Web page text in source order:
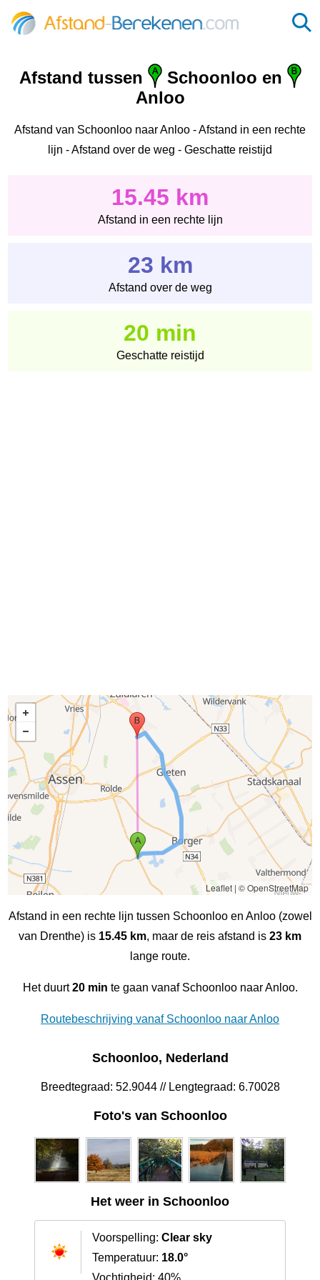
Afstand tussen
Schoonloo en
Anloo
Afstand van Schoonloo naar Anloo - Afstand in een rechte
lijn - Afstand over de weg - Geschatte reistijd
15.45 km
Afstand in een rechte lijn
23 km
Afstand over de weg
20 min
Geschatte reistijd
Leaflet| © OpenStreetMap
Afstand in een rechte lijn tussen Schoonloo en Anloo (zowel
van Drenthe) is 15.45 km, maar de reis afstand is 23 km
lange route.
Het duurt20 min te gaan vanaf Schoonloo naar Anloo.
Routebeschrijving vanaf Schoonloo naar Anloo
Schoonloo, Nederland
Breedtegraad: 52.9044 // Lengtegraad: 6.70028
Foto's van Schoonloo
Het weer in Schoonloo
Voorspelling: Clear sky
Temperatuur: 18.0°